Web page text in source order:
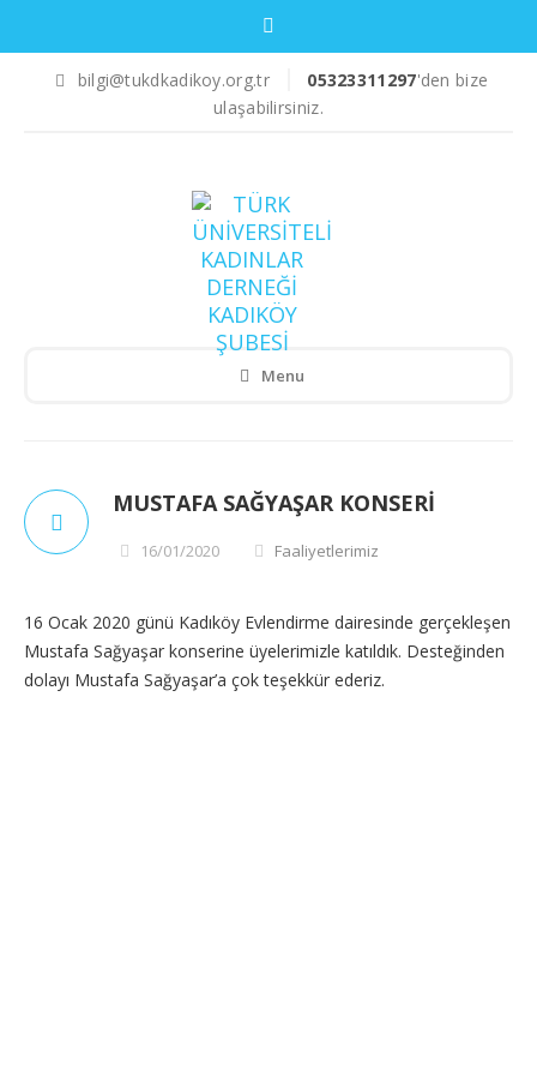
bilgi@tukdkadikoy.org.tr 05323311297'den bize
ulaşabilirsiniz.
Menu
MUSTAFA SAĞYAŞAR KONSERI
16/01/2020 Faaliyetlerimiz
16 Ocak 2020 günü Kadıköy Evlendirme dairesinde gerçekleşen
Mustafa Sağyaşar konserine üyelerimizle katıldık. Desteğinden
dolayı Mustafa Sağyaşar’a çok teşekkür ederiz.